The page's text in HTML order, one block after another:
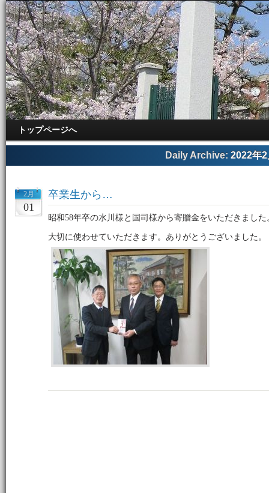
トップページへ
Daily Archive: 2022年2
2月
01
卒業生から…
昭和58年卒の水川様と国司様から寄贈金をいただきました
大切に使わせていただきます。ありがとうございました。